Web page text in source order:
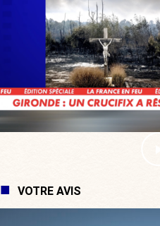
VOTRE AVIS